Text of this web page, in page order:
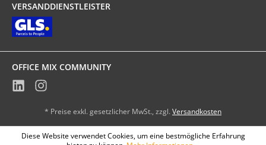
VERSANDDIENSTLEISTER
OFFICE MIX COMMUNITY
* Preise exkl. gesetzlicher MwSt., zzgl. Versandkosten
Diese Website verwendet Cookies, um eine bestmögliche Erfahrung